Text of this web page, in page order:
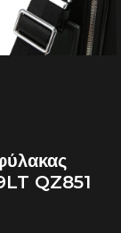
QZ851